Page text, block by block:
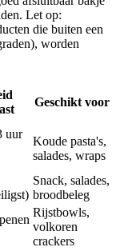
Let op:
die buiten een
worden
Geschikt voor
uur
Koude pasta's,
salades, wraps
Snack, salades,
broodbeleg
Rijstbowls,
volkoren
crackers